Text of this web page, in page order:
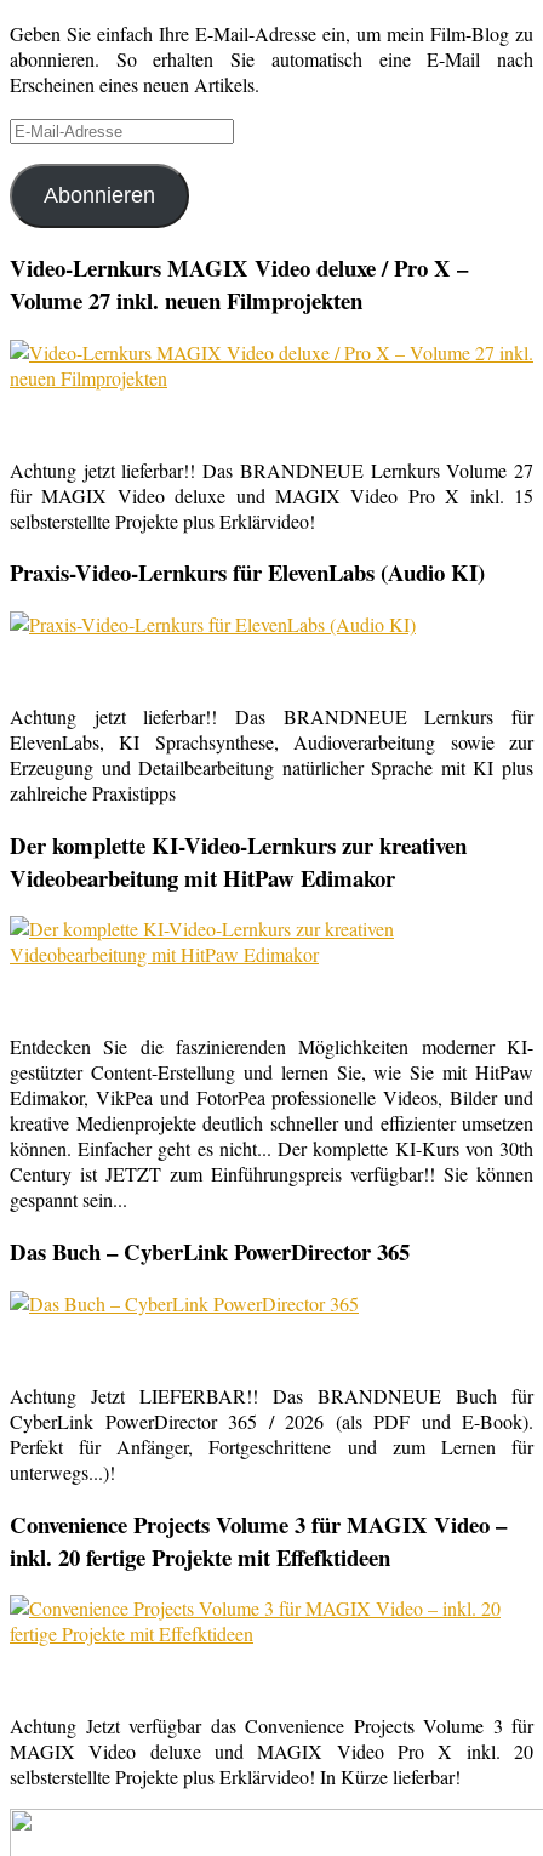
Geben Sie einfach Ihre E-Mail-Adresse ein, um mein Film-Blog zu
abonnieren. So erhalten Sie automatisch eine E-Mail nach
Erscheinen eines neuen Artikels.
E-
Adresse
Abonnieren
Video-Lernkurs MAGIX Video deluxe / Pro X –
Volume 27 inkl. neuen Filmprojekten
Achtung jetzt lieferbar!! Das BRANDNEUE Lernkurs Volume 27
für MAGIX Video deluxe und MAGIX Video Pro X inkl. 15
selbsterstellte Projekte plus Erklärvideo!
Praxis-Video-Lernkurs für ElevenLabs (Audio KI)
Achtung jetzt lieferbar!! Das BRANDNEUE Lernkurs für
ElevenLabs, KI Sprachsynthese, Audioverarbeitung sowie zur
Erzeugung und Detailbearbeitung natürlicher Sprache mit KI plus
zahlreiche Praxistipps
Der komplette KI-Video-Lernkurs zur kreativen
Videobearbeitung mit HitPaw Edimakor
Entdecken Sie die faszinierenden Möglichkeiten moderner KI-
gestützter Content-Erstellung und lernen Sie, wie Sie mit HitPaw
Edimakor, VikPea und FotorPea professionelle Videos, Bilder und
kreative Medienprojekte deutlich schneller und effizienter umsetzen
können. Einfacher geht es nicht... Der komplette KI-Kurs von 30th
Century ist JETZT zum Einführungspreis verfügbar!! Sie können
gespannt sein...
Das Buch – CyberLink PowerDirector 365
Achtung Jetzt LIEFERBAR!! Das BRANDNEUE Buch für
CyberLink PowerDirector 365 / 2026 (als PDF und E-Book).
Perfekt für Anfänger, Fortgeschrittene und zum Lernen für
unterwegs...)!
Convenience Projects Volume 3 für MAGIX Video –
inkl. 20 fertige Projekte mit Effefktideen
Achtung Jetzt verfügbar das Convenience Projects Volume 3 für
MAGIX Video deluxe und MAGIX Video Pro X inkl. 20
selbsterstellte Projekte plus Erklärvideo! In Kürze lieferbar!